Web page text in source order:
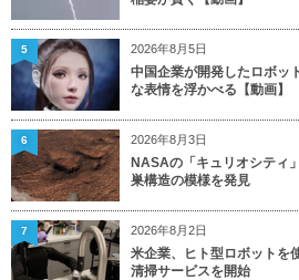
2026年8月5日
中国企業が開発したロボッ
な表情を浮かべる【動画】
5
2026年8月3日
NASAの「キュリオシティ
巣構造の模様を発見
6
2026年8月2日
米企業、ヒト型ロボットを
清掃サービスを開始
7